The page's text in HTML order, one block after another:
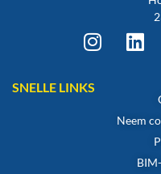
SNELLE LINKS
Neem